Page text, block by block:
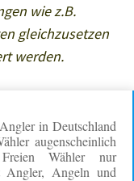
wie z.B.
gleichzusetzen
werden.
in Deutschland
augenscheinlich
Wähler nur
Angler, Angeln und